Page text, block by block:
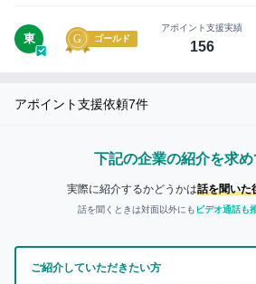
東 ゴールド
アポイント支援実績
156
アポイント支援依頼7件
下記の企業の紹介を求
実際に紹介するかどうかは話を聞いた
話を聞くときは対面以外にも ビデオ通話も
ご紹介していただきたい方
ち
ら
ー
つ
い